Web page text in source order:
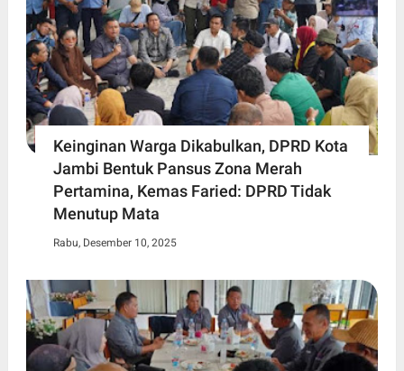
Keinginan Warga Dikabulkan, DPRD Kota
Jambi Bentuk Pansus Zona Merah
Pertamina, Kemas Faried: DPRD Tidak
Menutup Mata
Rabu, Desember 10, 2025